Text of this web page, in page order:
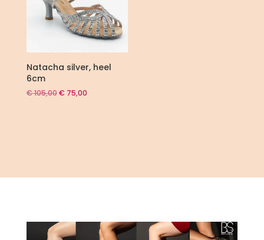
Natacha silver, heel
6cm
€105,00Oorspronkelijke
€ 75,00Huidige